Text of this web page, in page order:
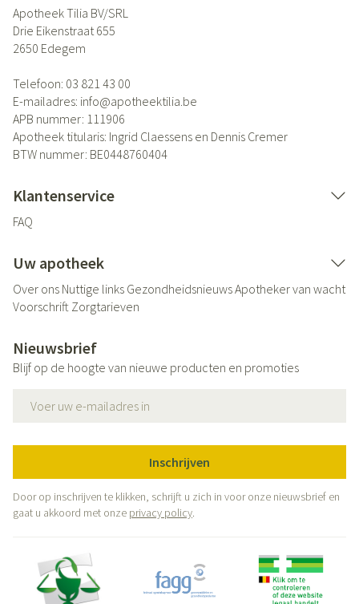
Apotheek Tilia BV/SRL
Drie Eikenstraat 655
2650 Edegem
Telefoon: 03 821 43 00
E-mailadres: info@apotheektilia.be
APB nummer: 111906
Apotheek titularis: Ingrid Claessens en Dennis Cremer
BTW nummer: BE0448760404
Klantenservice
FAQ
Uw apotheek
Over ons Nuttige links GezondheidsnieuwsApotheker van wacht
Voorschrift Zorgtarieven
Nieuwsbrief
Blijf op de hoogte van nieuwe producten en promoties
Inschrijven
Door op inschrijven te klikken, schrijft u zich in voor onze nieuwsbrief en
gaat u akkoord met onze privacy policy.